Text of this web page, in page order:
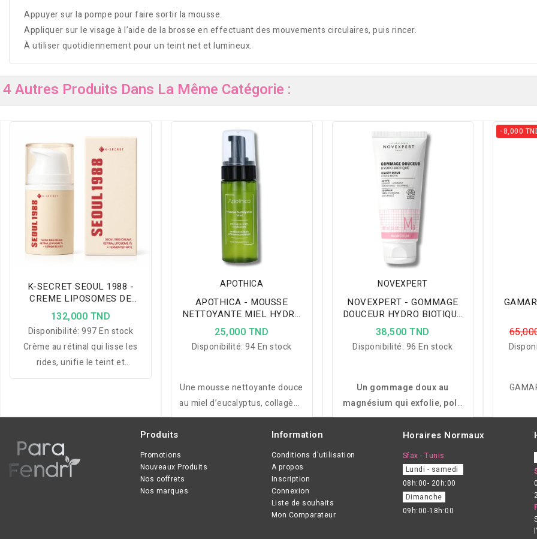
Appuyer sur la pompe pour faire sortir la mousse.
Appliquer sur le visage à l’aide de la brosse en effectuant des mouvements circulaires, puis rincer.
À utiliser quotidiennement pour un teint net et lumineux.
4 Autres Produits Dans La Même Catégorie :
K-SECRET SEOUL 1988 -
CREME LIPOSOMES DE
RETINAL 1%+RIZ
FERMENTE 50ML
132,000 TND
Disponibilité:997 En stock
Crème au rétinal qui lisse les
rides, unifie le teint et
améliore l’élasticité pour une
APOTHICA
APOTHICA - MOUSSE
NETTOYANTE MIEL HYDRA
RESTORE 150ML
25,000 TND
Disponibilité:94 En stock
Une mousse nettoyante douce
au miel d’eucalyptus, collagène
et vitamine E pour une peau
lisse, propre et apaisée.
NOVEXPERT
NOVEXPERT - GOMMAGE
DOUCEUR HYDRO BIOTIQUE
60ML
38,500 TND
Disponibilité: 96 En stock
Un gommage doux au
magnésium qui exfolie, polit
et apaise les peaux sensibles
tout en rééquilibrant la flore
cutanée.
-8,000
Produits
Promotions
Nouveaux Produits
Nos coffrets
Nos marques
Information
Conditions d'utilisation
A propos
Inscription
Connexion
Liste de souhaits
Mon Comparateur
Horaires Normaux
Sfax - Tunis
Lundi - samedi
08h:00- 20h:00
Dimanche
09h:00-18h:00